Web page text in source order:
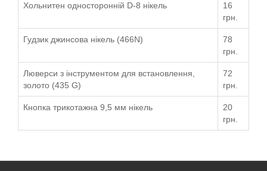
Хольнитен односторонній D-8 нікель
16
грн.
Гудзик джинсова нікель (466N)
78
грн.
Люверси з інструментом для встановлення,
золото (435 G)
72
грн.
Кнопка трикотажна 9,5 мм нікель
20
грн.